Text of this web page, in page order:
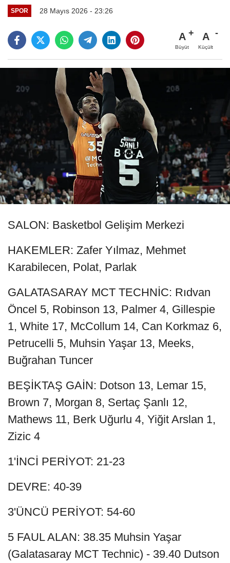
SPOR 28 Mayıs 2026 - 23:26
A
Büyüt
A
Küçült
SALON: Basketbol Gelişim Merkezi
HAKEMLER: Zafer Yılmaz, Mehmet
Karabilecen, Polat, Parlak
GALATASARAY MCT TECHNİC: Rıdvan
Öncel 5, Robinson 13, Palmer 4, Gillespie
1, White 17, McCollum 14, Can Korkmaz 6,
Petrucelli 5, Muhsin Yaşar 13, Meeks,
Buğrahan Tuncer
BEŞİKTAŞ GAİN: Dotson 13, Lemar 15,
Brown 7, Morgan 8, Sertaç Şanlı 12,
Mathews 11, Berk Uğurlu 4, Yiğit Arslan 1,
Zizic 4
1'İNCİ PERİYOT: 21-23
DEVRE: 40-39
3'ÜNCÜ PERİYOT: 54-60
5 FAUL ALAN: 38.35 Muhsin Yaşar
(Galatasaray MCT Technic) - 39.40 Dutson